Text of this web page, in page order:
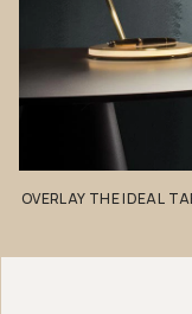
OVERLAY THEIDEAL